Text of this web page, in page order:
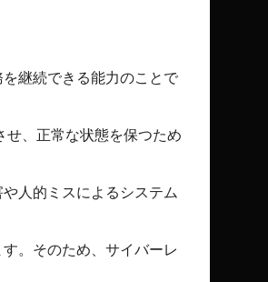
継続できる能力のことで
せ、正常な状態を保つため
人的ミスによるシステム
。そのため、サイバーレ